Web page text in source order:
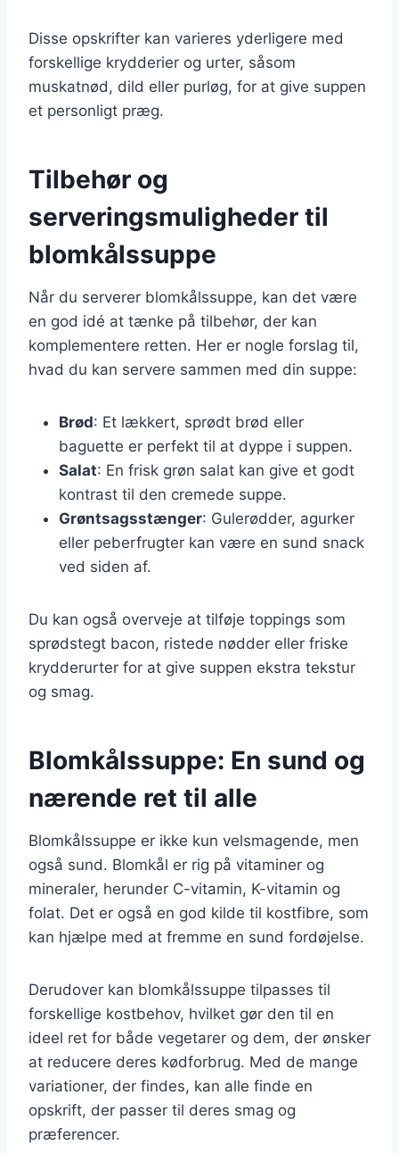
Disse opskrifter kan varieres yderligere med
forskellige krydderier og urter, såsom
muskatnød, dild eller purløg, for at give suppen
et personligt præg.
Tilbehør og
serveringsmuligheder til
blomkålssuppe
Når du serverer blomkålssuppe, kan det være
en god idé at tænke på tilbehør, der kan
komplementere retten. Her er nogle forslag til,
hvad du kan servere sammen med din suppe:
Brød: Et lækkert, sprødt brød eller
baguette er perfekt til at dyppe i suppen.
Salat: En frisk grøn salat kan give et godt
kontrast til den cremede suppe.
Grøntsagsstænger: Gulerødder, agurker
eller peberfrugter kan være en sund snack
ved siden af.
Du kan også overveje at tilføje toppings som
sprødstegt bacon, ristede nødder eller friske
krydderurter for at give suppen ekstra tekstur
og smag.
Blomkålssuppe: En sund og
nærende ret til alle
Blomkålssuppe er ikke kun velsmagende, men
også sund. Blomkål er rig på vitaminer og
mineraler, herunder C-vitamin, K-vitamin og
folat. Det er også en god kilde til kostfibre, som
kan hjælpe med at fremme en sund fordøjelse.
Derudover kan blomkålssuppe tilpasses til
forskellige kostbehov, hvilket gør den til en
ideel ret for både vegetarer og dem, der ønsker
at reducere deres kødforbrug. Med de mange
variationer, der findes, kan alle finde en
opskrift, der passer til deres smag og
præferencer.